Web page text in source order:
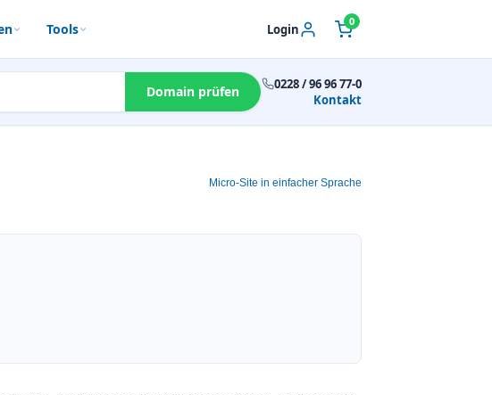
Tools Login 0
Domain prüfen
0228 / 96 96 77-0
Kontakt
Micro-Site in einfacher Sprache